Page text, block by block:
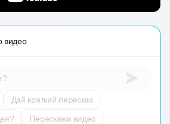
видео
Дай краткий пересказ
Перескажи видео